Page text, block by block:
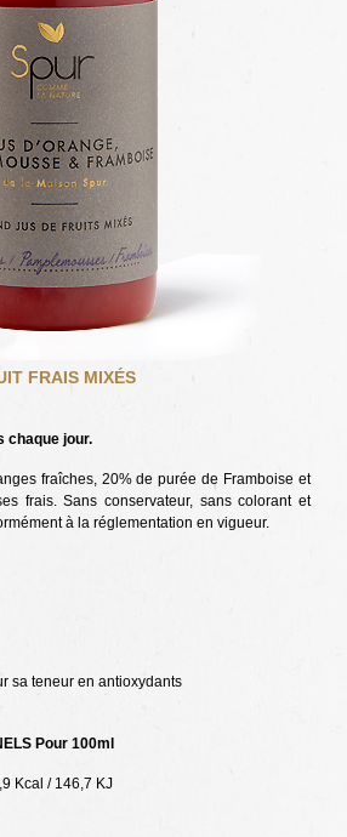
FRAIS MIXÉS
chaque jour.
fraîches, 20% de purée de Framboise et
frais. Sans conservateur, sans colorant et
à la réglementation en vigueur.
sa teneur en antioxydants
Pour 100ml
Kcal / 146,7 KJ